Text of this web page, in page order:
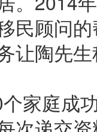
民顾问
让陶先
家庭成